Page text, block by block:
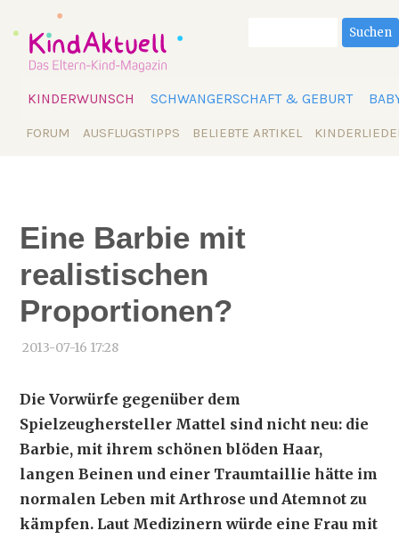
überspringen
KINDERWUNSCH SCHWANGERSCHAFT & GEBURT
Navigation
FORUM AUSFLUGSTIPPS BELIEBTE ARTIKEL
Suchen
Eine Barbie mit
realistischen
Proportionen?
2013-07-16 17:28
Die Vorwürfe gegenüber dem
Spielzeughersteller Mattel sind nicht neu: die
Barbie, mit ihrem schönen blöden Haar,
langen Beinen und einer Traumtaillie hätte im
normalen Leben mit Arthrose und Atemnot zu
kämpfen. Laut Medizinern würde eine Frau mit